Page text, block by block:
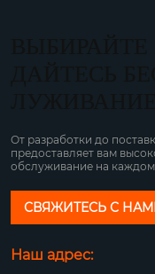
От разработки до
предоставляет вам
обслуживание на каждом
СВЯЖИТЕСЬ С
Наш адрес: